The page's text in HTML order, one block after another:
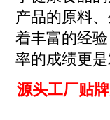
产品的原料
着丰富的经
率的成绩更
源头工厂贴